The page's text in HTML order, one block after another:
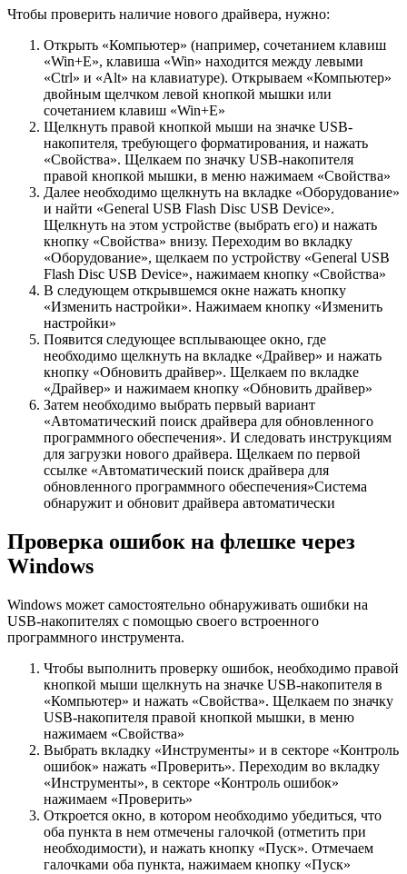
Чтобы проверить наличие нового драйвера, нужно:
Открыть «Компьютер» (например, сочетанием клавиш
«Win+E», клавиша «Win» находится между левыми
«Ctrl» и «Alt» на клавиатуре). Открываем «Компьютер»
двойным щелчком левой кнопкой мышки или
сочетанием клавиш «Win+E»
Щелкнуть правой кнопкой мыши на значке USB-
накопителя, требующего форматирования, и нажать
«Свойства». Щелкаем по значку USB-накопителя
правой кнопкой мышки, в меню нажимаем «Свойства»
Далее необходимо щелкнуть на вкладке «Оборудование»
и найти «General USB Flash Disc USB Device».
Щелкнуть на этом устройстве (выбрать его) и нажать
кнопку «Свойства» внизу. Переходим во вкладку
«Оборудование», щелкаем по устройству «General USB
Flash Disc USB Device», нажимаем кнопку «Свойства»
В следующем открывшемся окне нажать кнопку
«Изменить настройки». Нажимаем кнопку «Изменить
настройки»
Появится следующее всплывающее окно, где
необходимо щелкнуть на вкладке «Драйвер» и нажать
кнопку «Обновить драйвер». Щелкаем по вкладке
«Драйвер» и нажимаем кнопку «Обновить драйвер»
Затем необходимо выбрать первый вариант
«Автоматический поиск драйвера для обновленного
программного обеспечения». И следовать инструкциям
для загрузки нового драйвера. Щелкаем по первой
ссылке «Автоматический поиск драйвера для
обновленного программного обеспечения»Система
обнаружит и обновит драйвера автоматически
Проверка ошибок на флешке через
Windows
Windows может самостоятельно обнаруживать ошибки на
USB-накопителях с помощью своего встроенного
программного инструмента.
Чтобы выполнить проверку ошибок, необходимо правой
кнопкой мыши щелкнуть на значке USB-накопителя в
«Компьютер» и нажать «Свойства». Щелкаем по значку
USB-накопителя правой кнопкой мышки, в меню
нажимаем «Свойства»
Выбрать вкладку «Инструменты» и в секторе «Контроль
ошибок» нажать «Проверить». Переходим во вкладку
«Инструменты», в секторе «Контроль ошибок»
нажимаем «Проверить»
Откроется окно, в котором необходимо убедиться, что
оба пункта в нем отмечены галочкой (отметить при
необходимости), и нажать кнопку «Пуск». Отмечаем
галочками оба пункта, нажимаем кнопку «Пуск»